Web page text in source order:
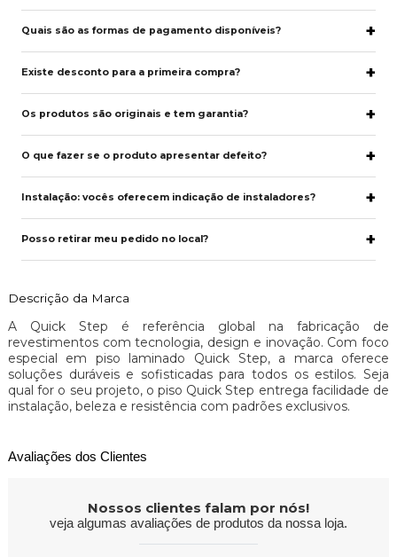
Quais são as formas de pagamento disponíveis?
Existe desconto para a primeira compra?
Os produtos são originais e tem garantia?
O que fazer se o produto apresentar defeito?
Instalação: vocês oferecem indicação de instaladores?
Posso retirar meu pedido no local?
Descrição da Marca
A Quick Step é referência global na fabricação de
revestimentos com tecnologia, design e inovação. Com foco
especial em piso laminado Quick Step, a marca oferece
soluções duráveis e sofisticadas para todos os estilos. Seja
qual for o seu projeto, o piso Quick Step entrega facilidade de
instalação, beleza e resistência com padrões exclusivos.
Avaliações dos Clientes
Nossos clientes falam por nós!
veja algumas avaliações de produtos da nossa loja.